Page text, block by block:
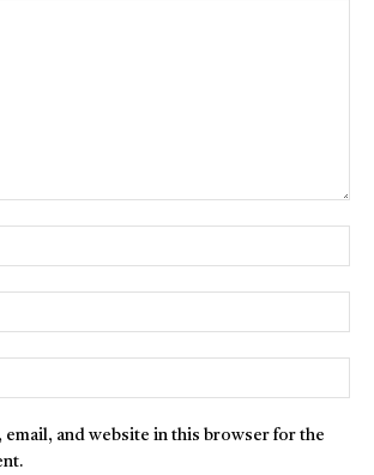
email, and website in this browser for the